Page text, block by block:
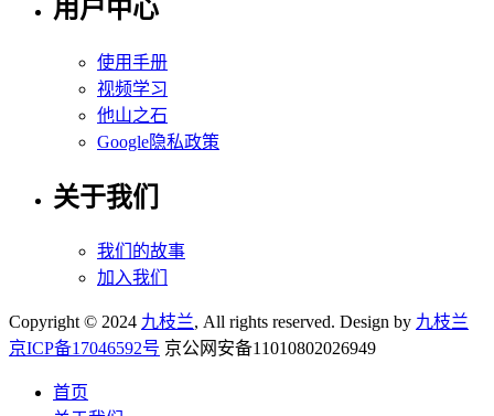
用户中心
使用手册
视频学习
他山之石
Google隐私政策
关于我们
我们的故事
加入我们
Copyright © 2024 九枝兰, All rights reserved. Design by 九枝兰
京ICP备17046592号 京公网安备11010802026949
首页